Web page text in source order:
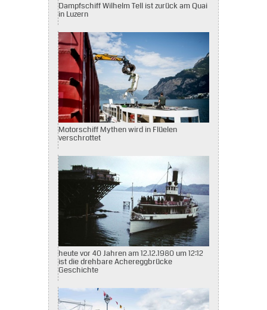
Dampfschiff Wilhelm Tell ist zurück am Quai
in Luzern
Motorschiff Mythen wird in Flüelen
verschrottet
heute vor 40 Jahren am 12.12.1980 um 12:12
ist die drehbare Achereggbrücke
Geschichte